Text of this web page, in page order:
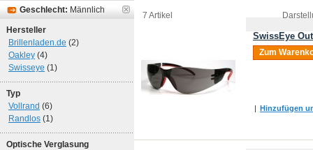
7 Artikel
SwissEye
Zum
| Hinzufügen
Geschlecht: Männlich
Hersteller
Brillenladen.de (2)
Oakley (4)
Swisseye (1)
Typ
Vollrand (6)
Randlos (1)
Optische Verglasung